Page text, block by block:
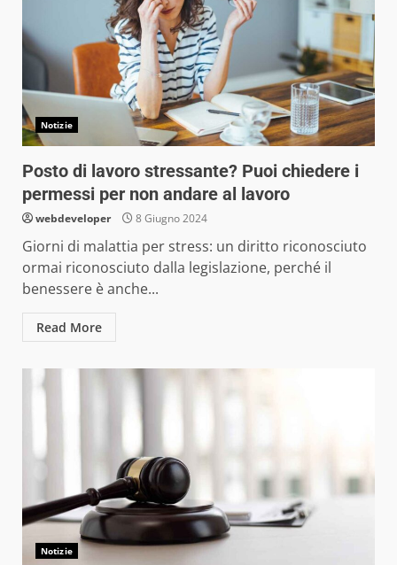
Notizie
Posto di lavoro stressante? Puoi chiedere i
permessi per non andare al lavoro
webdeveloper 8 Giugno 2024
Giorni di malattia per stress: un diritto riconosciuto
ormai riconosciuto dalla legislazione, perché il
benessere è anche...
Read More
Notizie